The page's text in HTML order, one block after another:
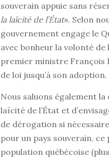
souverain appuie sans
la laïcité de l’État». Selon
gouvernement engage le
avec bonheur la volonté
premier ministre François
de loi jusqu’à son adoption.
Nous saluons également
laïcité de l’État et
de dérogation si
pour un pays souverain,
population québécoise